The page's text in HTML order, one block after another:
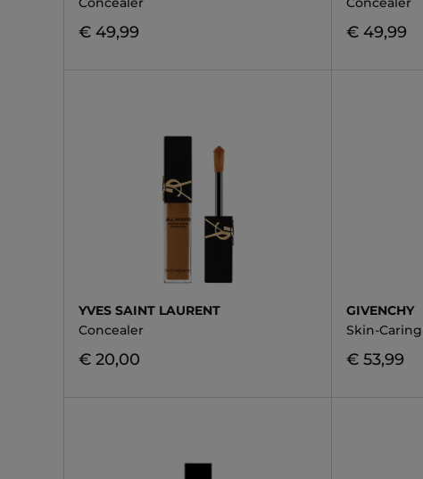
€ 49,99 € 49,99
YVES SAINT LAURENT
Concealer
€ 20,00
GIVENCHY
Skin-
€ 53,99